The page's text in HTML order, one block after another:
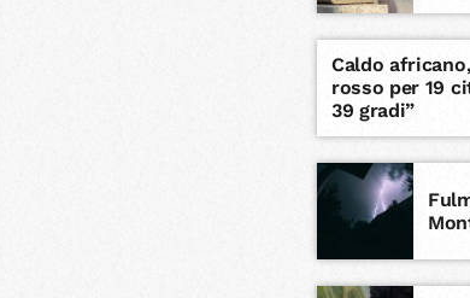
Caldo
rosso per 19
39 gradi”